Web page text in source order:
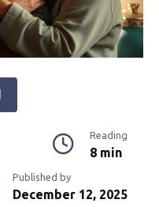
Reading
8 min
Published by
December 12, 2025